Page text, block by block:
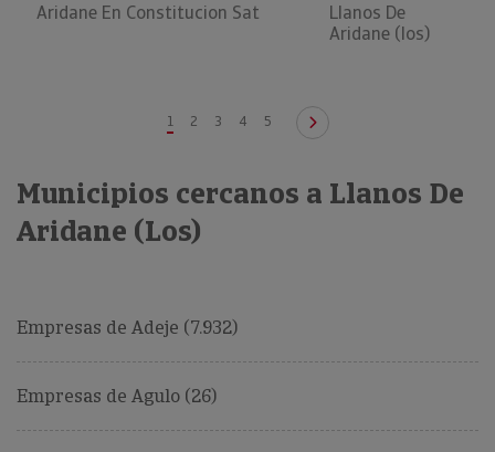
Aridane En Constitucion Sat
Llanos De
Aridane (los)
1 2 3 4 5
Municipios cercanos a Llanos De
Aridane (Los)
Empresas de Adeje (7.932)
Empresas de Agulo (26)